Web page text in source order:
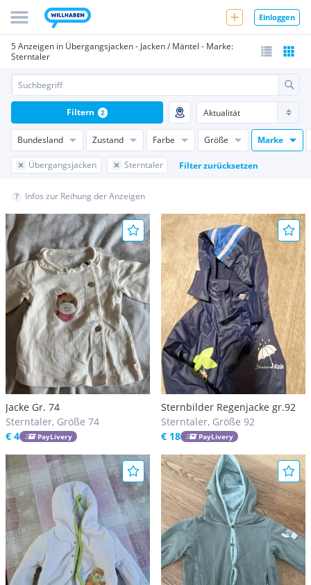
Einloggen
5 Anzeigen in Übergangsjacken - Jacken / Mäntel - Marke:
Sterntaler
Bundesland Zustand Farbe Größe Marke
Übergangsjacken Sterntaler Filter zurücksetzen
Filtern 2
Infos zur Reihung der Anzeigen
Jacke Gr. 74
Sterntaler, Größe 74
€ 4
PayLivery
Sternbilder Regenjacke gr.92
Sterntaler, Größe 92
€ 18
PayLivery